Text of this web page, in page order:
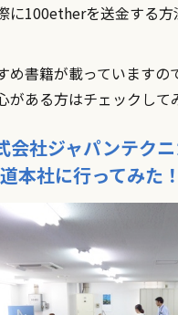
に100etherを送金する
め書籍が載っていますの
がある方はチェックして
会社ジャパンテク
本社に行ってみた！